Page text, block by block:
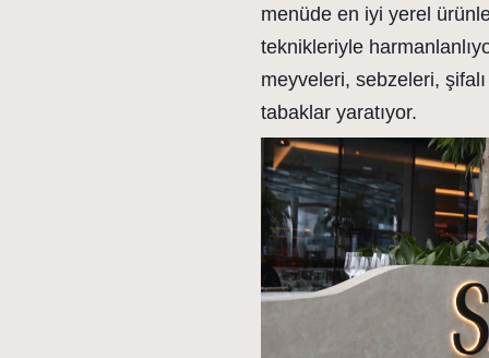
menüde en iyi yerel
teknikleriyle
meyveleri, sebzeleri,
tabaklar yaratıyor.